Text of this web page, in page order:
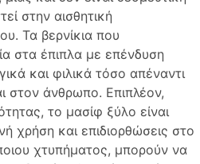
στην αισθητική
Τα βερνίκια που
στα έπιπλα με επένδυση
και φιλικά τόσο απέναντι
στον άνθρωπο. Επιπλέον,
το μασίφ ξύλο είναι
χρήση και επιδιορθώσεις στο
χτυπήματος, μπορούν να